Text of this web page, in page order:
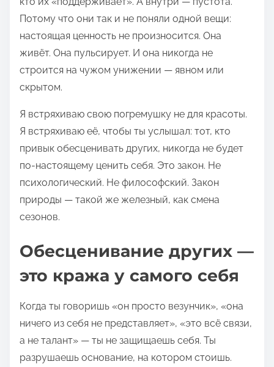
а
п
и
с
ь
в
:
Потому что они так и не поняли одной вещи:
настоящая ценность не произносится. Она
живёт. Она пульсирует. И она никогда не
строится на чужом унижении — явном или
скрытом.
Я встряхиваю свою погремушку не для красоты.
Я встряхиваю её, чтобы ты услышал: тот, кто
привык обесценивать других, никогда не будет
по-настоящему ценить себя. Это закон. Не
психологический. Не философский. Закон
природы — такой же железный, как смена
сезонов.
Обесценивание других —
это кража у самого себя
Когда ты говоришь «он просто везунчик», «она
ничего из себя не представляет», «это всё связи,
а не талант» — ты не защищаешь себя. Ты
разрушаешь основание, на котором стоишь.